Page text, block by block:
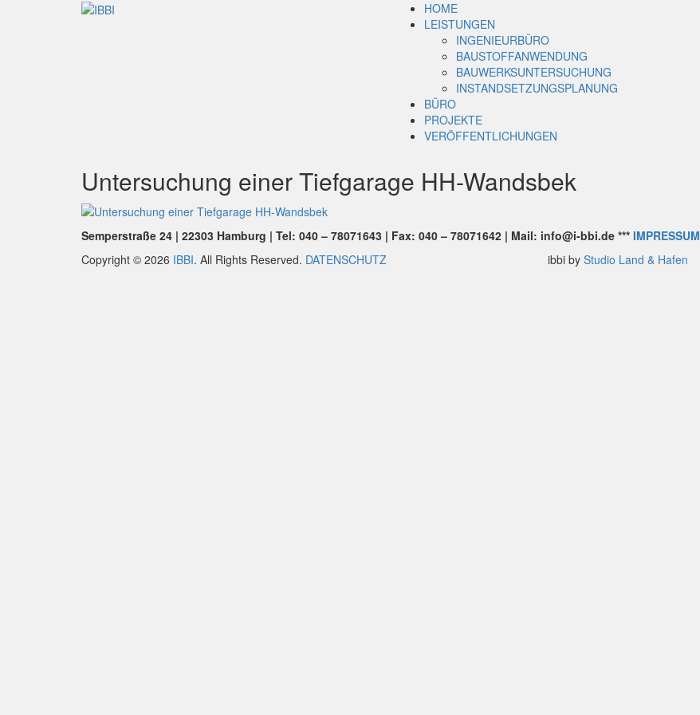
HOME
LEISTUNGEN
INGENIEURBÜRO
BAUSTOFFANWENDUNG
BAUWERKSUNTERSUCHUNG
INSTANDSETZUNGSPLANUNG
BÜRO
PROJEKTE
VERÖFFENTLICHUNGEN
Untersuchung einer Tiefgarage HH-Wandsbek
Semperstraße 24 | 22303 Hamburg | Tel: 040 – 78071643 | Fax: 040 – 78071642 | Mail: info@i-bbi.de *** IMPRESSUM
Copyright © 2026 IBBI. All Rights Reserved. DATENSCHUTZ ibbi by Studio Land & Hafen